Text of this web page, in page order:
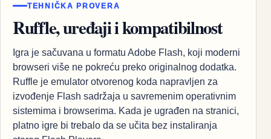
TEHNIČKA PROVERA
Ruffle, uređaji i kompatibilnost
Igra je sačuvana u formatu Adobe Flash, koji moderni
browseri više ne pokreću preko originalnog dodatka.
Ruffle je emulator otvorenog koda napravljen za
izvođenje Flash sadržaja u savremenim operativnim
sistemima i browserima. Kada je ugrađen na stranici,
platno igre bi trebalo da se učita bez instaliranja